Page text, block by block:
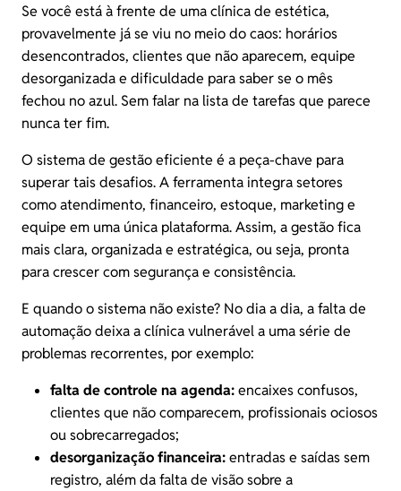
Se você está à frente de uma clínica de estética,
provavelmente já se viu no meio do caos: horários
desencontrados, clientes que não aparecem, equipe
desorganizada e dificuldade para saber se o mês
fechou no azul. Sem falar na lista de tarefas que parece
nunca ter fim.
O sistema de gestão eficiente é a peça-chave para
superar tais desafios. A ferramenta integra setores
como atendimento, financeiro, estoque, marketing e
equipe em uma única plataforma. Assim, a gestão fica
mais clara, organizada e estratégica, ou seja, pronta
para crescer com segurança e consistência.
E quando o sistema não existe? No dia a dia, a falta de
automação deixa a clínica vulnerável a uma série de
problemas recorrentes, por exemplo:
falta de controle na agenda:encaixes confusos,
clientes que não comparecem, profissionais ociosos
ou sobrecarregados;
desorganização financeira:entradas e saídas sem
registro, além da falta de visão sobre a